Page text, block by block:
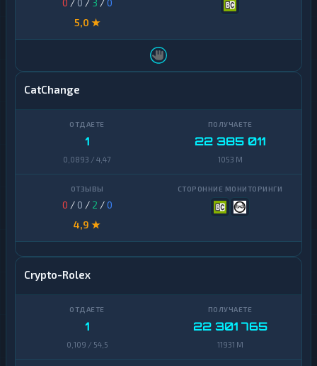
0 / 0 / 3 /0
5,0 ★
CatChange
1
0,0893 / 4,47
22 385 011
1053 M
0 / 0 / 2 /0
4,9 ★
Crypto-Rolex
1
0,109 / 54,5
22 301 765
11931 M